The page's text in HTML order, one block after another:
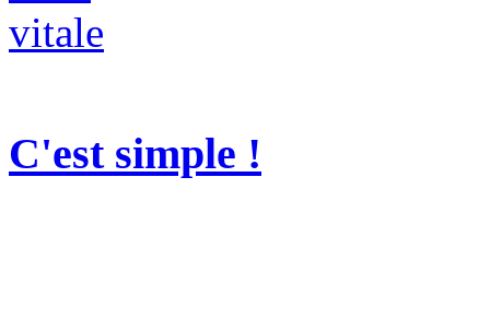
C'est simple !